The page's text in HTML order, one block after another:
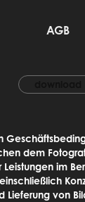
AGB
dem
im
Lieferung von